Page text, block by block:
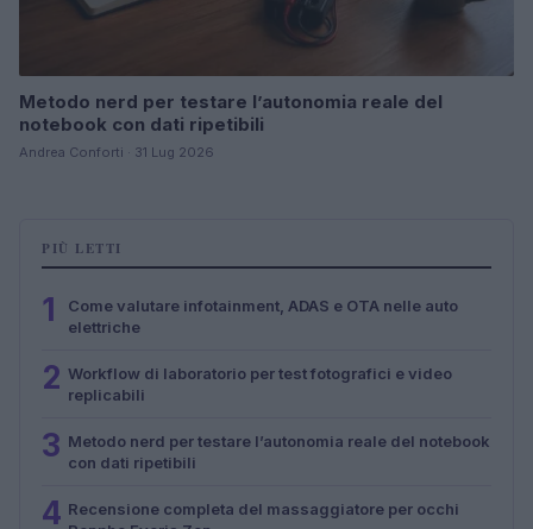
Metodo nerd per testare l’autonomia reale del
notebook con dati ripetibili
Andrea Conforti · 31 Lug 2026
PIÙ LETTI
1
Come valutare infotainment, ADAS e OTA nelle auto
elettriche
2 Workflow di laboratorio per test fotografici e video
replicabili
3 Metodo nerd per testare l’autonomia reale del notebook
con dati ripetibili
4 Recensione completa del massaggiatore per occhi